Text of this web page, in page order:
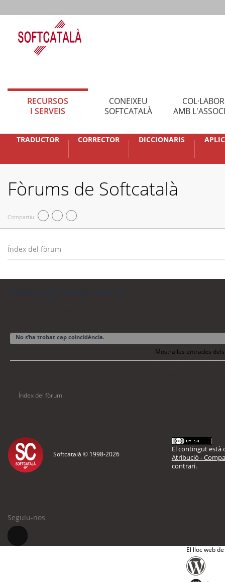
RECURSOS
I SERVEIS
CONEIXEU
SOFTCATALÀ
AMB
TRADUCTOR CORRECTOR DICCIONARIS
Fòrums de Softcatalà
Compartiu
Índex del fòrum
No s’ha trobat cap coincidència.
Mostra les entrades
Índex del fòrum
Softcatalà © 1998-2026
El contingut està
Atribució -
contrari.
Seguiu-nos
El lloc web